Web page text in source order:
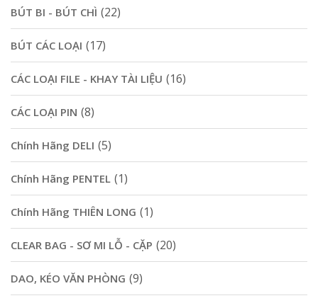
BÚT BI - BÚT CHÌ (22)
BÚT CÁC LOẠI (17)
CÁC LOẠI FILE - KHAY TÀI LIỆU (16)
CÁC LOẠI PIN (8)
Chính Hãng DELI (5)
Chính Hãng PENTEL (1)
Chính Hãng THIÊN LONG (1)
CLEAR BAG - SƠ MI LỖ - CẶP (20)
DAO, KÉO VĂN PHÒNG (9)